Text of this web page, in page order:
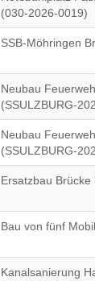
(030-2026-0019)
SSB-Möhringen
Neubau
(SSULZBURG-
Neubau
(SSULZBURG-
Ersatzbau
Bau von fünf
Kanalsanierung